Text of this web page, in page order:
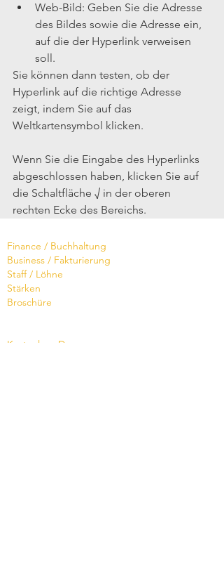
Web-Bild: Geben Sie die Adresse
des Bildes sowie die Adresse ein,
auf die der Hyperlink verweisen
soll.
Sie können dann testen, ob der
Hyperlink auf die richtige Adresse
zeigt, indem Sie auf das
Weltkartensymbol klicken.
Wenn Sie die Eingabe des Hyperlinks
abgeschlossen haben, klicken Sie auf
die Schaltfläche √ in der oberen
rechten Ecke des Bereichs.
Finance / Buchhaltung
Business / Fakturierung
Staff / Löhne
Stärken
Broschüre
Kostenlose Demo